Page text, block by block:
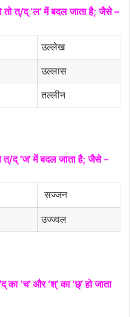
तो त्/द् ‘ल’ में बदल जाता है; जैसे –
उल्लेख
उल्लास
तल्लीन
त्/द् ‘ज’ में बदल जाता है; जैसे –
सज्जन
उज्ज्वल
का ‘च’ और ‘श्’ का ‘छ्’ हो जाता